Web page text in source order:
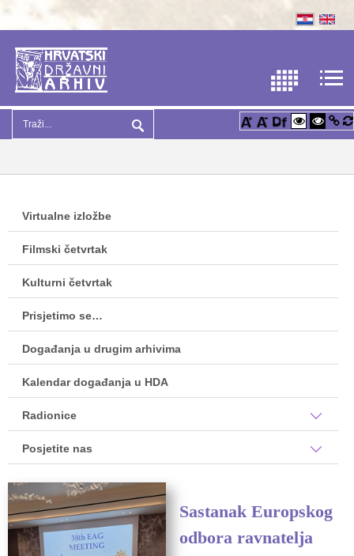
Virtualne izložbe
Filmski četvrtak
Kulturni četvrtak
Prisjetimo se…
Događanja u drugim arhivima
Kalendar događanja u HDA
Radionice
Posjetite nas
Sastanak Europskog
odbora ravnatelja